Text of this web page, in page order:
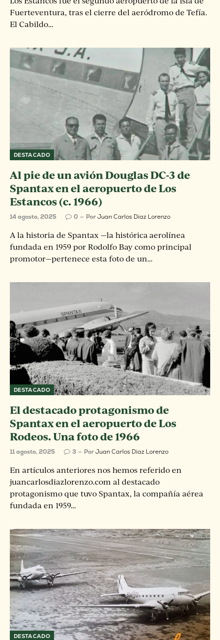
Fuerteventura, tras el cierre del aeródromo de Tefía.
El Cabildo…
DESTACADO
Al pie de un avión Douglas DC-3 de
Spantax en el aeropuerto de Los
Estancos (c. 1966)
14 agosto, 2025 0 PorJuan Carlos Diaz Lorenzo
A la historia de Spantax —la histórica aerolínea
fundada en 1959 por Rodolfo Bay como principal
promotor—pertenece esta foto de un…
DESTACADO
El destacado protagonismo de
Spantax en el aeropuerto de Los
Rodeos. Una foto de 1966
11 agosto, 2025 3 PorJuan Carlos Diaz Lorenzo
En artículos anteriores nos hemos referido en
juancarlosdiazlorenzo.com al destacado
protagonismo que tuvo Spantax, la compañía aérea
fundada en 1959…
DESTACADO